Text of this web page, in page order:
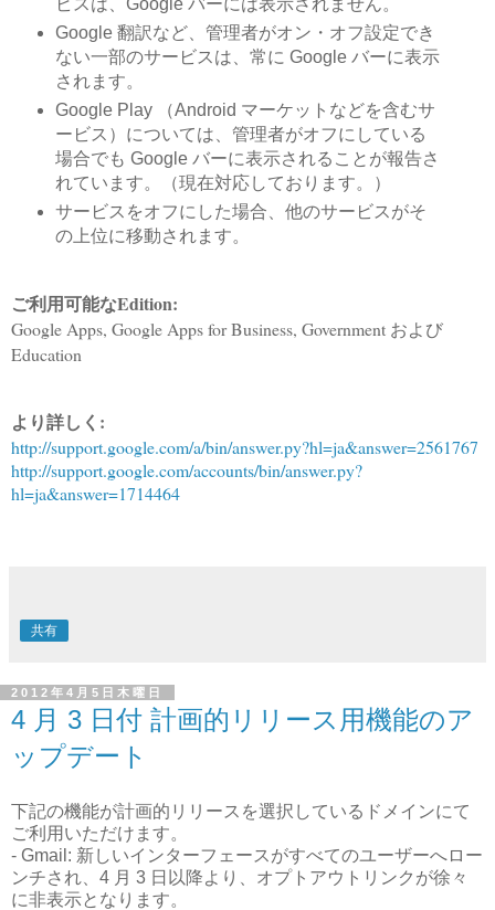
Google 翻訳など、管理者がオン・オフ設定でき
ない一部のサービスは、常に Google バーに表示
されます。
Google Play （Android マーケットなどを含むサ
ービス）については、管理者がオフにしている
場合でも Google バーに表示されることが報告さ
れています。（現在対応しております。）
サービスをオフにした場合、他のサービスがそ
の上位に移動されます。
ご利用可能なEdition:
Google Apps, Google Apps for Business, Government および
Education
より詳しく:
http://support.google.com/a/bin/answer.py?hl=ja&answer=2561767
http://support.google.com/accounts/bin/answer.py?
hl=ja&answer=1714464
共有
2012年4月5日木曜日
4 月 3 日付 計画的リリース用機能のア
ップデート
下記の機能が計画的リリースを選択しているドメインにて
ご利用いただけます。
- Gmail: 新しいインターフェースがすべてのユーザーへロー
ンチされ、4 月 3 日以降より、オプトアウトリンクが徐々
に非表示となります。